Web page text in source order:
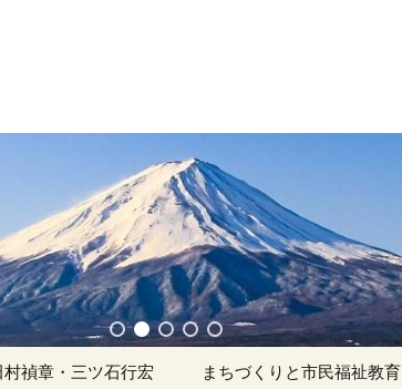
村禎章・三ツ石行宏 まちづくりと市民福祉教育